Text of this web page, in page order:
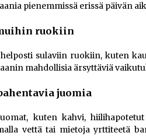
pienemmissä erissä päivän
ruokiin
sulaviin ruokiin, kuten
mahdollisia ärsyttäviä
juomia
kuten kahvi,
vettä tai mietoja yrttiteetä